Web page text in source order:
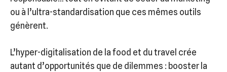
ou à l’ultra-standardisation que ces mêmes outils
génèrent.
L’hyper-digitalisation de la food et du travel crée
autant d’opportunités que de dilemmes : booster la